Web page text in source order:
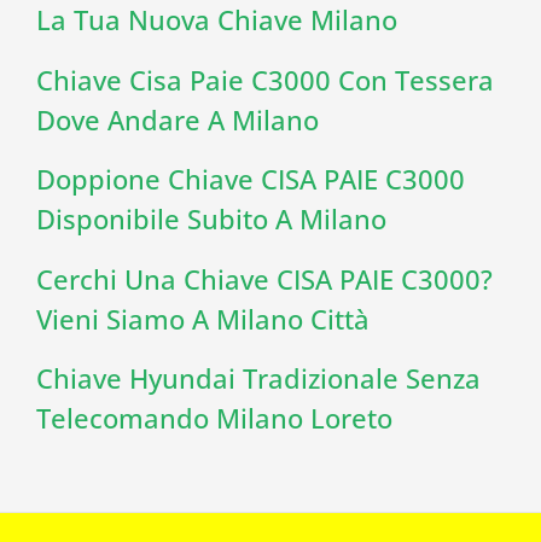
La Tua Nuova Chiave Milano
Chiave Cisa Paie C3000 Con Tessera
Dove Andare A Milano
Doppione Chiave CISA PAIE C3000
Disponibile Subito A Milano
Cerchi Una Chiave CISA PAIE C3000?
Vieni Siamo A Milano Città
Chiave Hyundai Tradizionale Senza
Telecomando Milano Loreto